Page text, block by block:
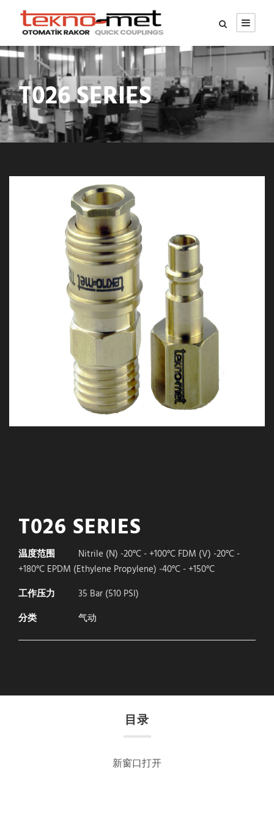
T026 SERIES
T026 SERIES
温度范围
Nitrile (N) -20°C - +100°C FDM (V) -20°C -
+180°C EPDM (Ethylene Propylene) -40°C - +150°C
工作压力
35 Bar (510 PSI)
分类
气动
目录
新窗口打开